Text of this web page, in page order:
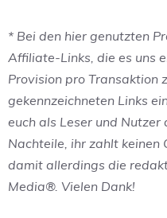
* Bei den hier genutzten
Affiliate-Links, die es uns
Provision pro Transaktion
gekennzeichneten Links
euch als Leser und Nutzer
Nachteile, ihr zahlt keinen
damit allerdings die
Media®. Vielen Dank!